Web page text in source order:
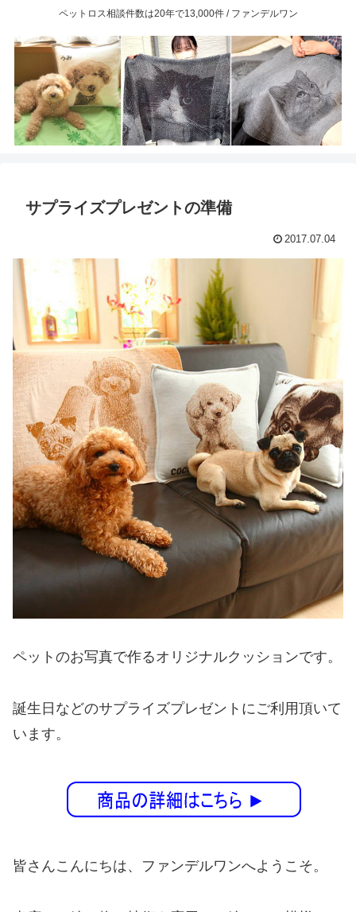
ペットロス相談件数は20年で13,000件 / ファンデルワン
サプライズプレゼントの準備
2017.07.04
ペットのお写真で作るオリジナルクッションです。
誕生日などのサプライズプレゼントにご利用頂いて
います。
皆さんこんにちは、ファンデルワンへようこそ。